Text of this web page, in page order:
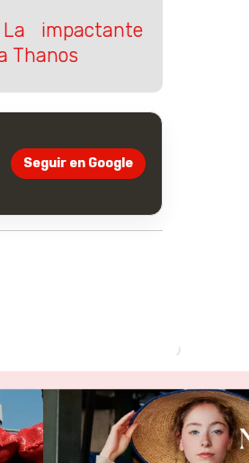
impactante
Thanos
Seguir en Google